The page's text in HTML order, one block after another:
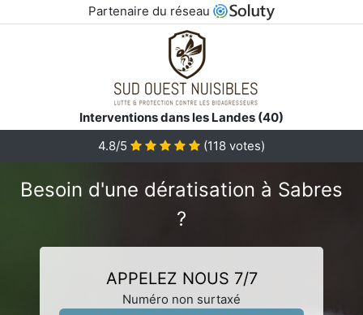
Partenaire du réseau
Interventions dans les Landes (40)
4.8/5 (118 votes)
Besoin d'une dératisation à Sabres
?
APPELEZ NOUS 7/7
Numéro non surtaxé